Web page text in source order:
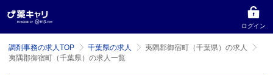
ログイン
調剤事務の求人TOP 千葉県の求人
夷隅郡御宿町（千葉県）の求人
夷隅郡御宿町（千葉県）の求人一覧